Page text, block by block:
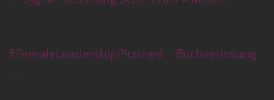
#FemaleLeadershipPictured – Buchverlosung
→